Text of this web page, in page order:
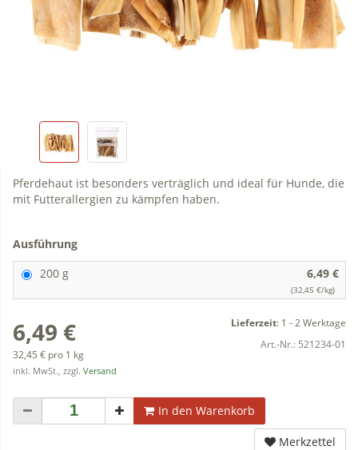
Pferdehaut ist besonders verträglich und ideal für Hunde, die
mit Futterallergien zu kämpfen haben.
Ausführung
200 g
6,49 €
(32,45 €/kg)
6,49 €
32,45 € pro 1 kg
inkl. MwSt., zzgl. Versand
Lieferzeit: 1 - 2 Werktage
Art.-Nr.: 521234-01
In den Warenkorb
Merkzettel